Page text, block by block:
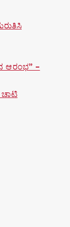
ಆರಂಭ” –